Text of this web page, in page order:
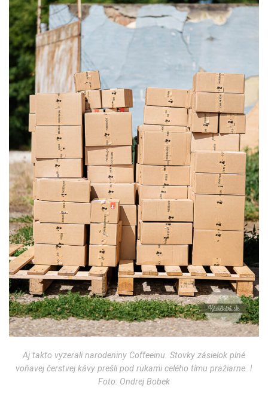
Aj takto vyzerali narodeniny Coffeeinu. Stovky zásielok plné
voňavej čerstvej kávy prešli pod rukami celého tímu pražiarne. ǀ
Foto: Ondrej Bobek